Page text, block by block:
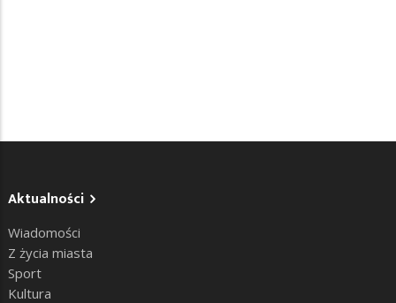
Aktualności
Wiadomości
Z życia miasta
Sport
Kultura